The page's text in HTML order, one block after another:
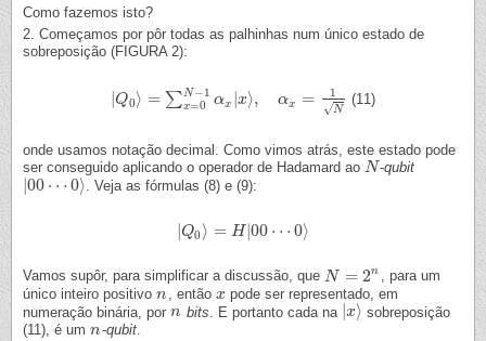
Como fazemos isto?
2. Começamos por pôr todas as palhinhas num único estado de
sobreposição (FIGURA 2):
Q0⟩ = ∑N−1
x=0 αx x⟩, αx = 1
N
√
Q0⟩ = ∑x =0 N− 1αx|x ⟩,αx N (11)
onde usamos notação decimal. Como vimos atrás, este estado pode
ser conseguido aplicando o operador de Hadamard ao N
N -qubit
00 ⋯0⟩
00⋯ 0 ⟩ . Veja as fórmulas (8) e (9):
Q0 ⟩ = H| 00 ⋯0⟩
Q0⟩ = H|00⋯0⟩
Vamos supôr, para simplificar a discussão, que N = 2n
N= 2n
, para um
único inteiro positivo n
n , então x
xpode ser representado, em
numeração binária, por n
n bits . E portanto cada na x⟩
x⟩
sobreposição
(11), é um n
n -qubit.